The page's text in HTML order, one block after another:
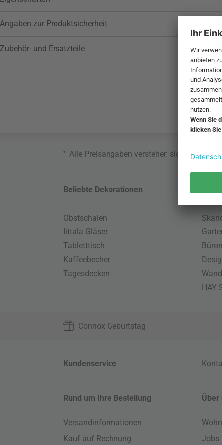
Angaben zur Produktsicherheit
Zubehör- und Ersatzteile
* Alle Preisangaben verstehen sich
Beliebte Dekorationen
Obstschalen
Iittala Gläser
Tabletttisch
Kaffeebecher
Tagesdecken
HAY
Connox Geburtstag
Kundenservice
Rund um Ihre Bestellung
Versandinformationen
Kauf auf Rechnung
Über
Jobs